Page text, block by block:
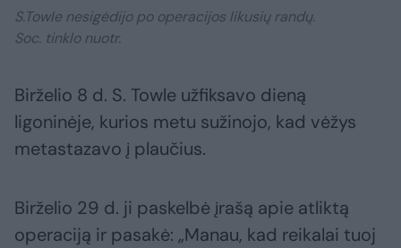
S.Towle nesigėdijo po operacijos likusių randų.
Soc. tinklo nuotr.
Birželio 8 d. S. Towle užfiksavo dieną
ligoninėje, kurios metu sužinojo, kad vėžys
metastazavo į plaučius.
Birželio 29 d. ji paskelbė įrašą apie atliktą
operaciją ir pasakė: „Manau, kad reikalai tuoj